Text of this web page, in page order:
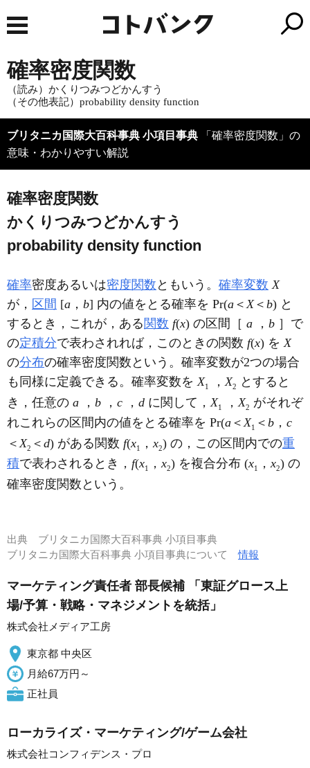
確率密度関数
（読み）かくりつみつどかんすう
（その他表記）probability density function
ブリタニカ国際大百科事典 小項目事典 「確率密度関数」の
意味・わかりやすい解説
確率密度関数
かくりつみつどかんすう
probability density function
確率密度あるいは密度関数 ともいう。 確率変数 X
が， 区間 [a ， b] 内の値をとる確率を Pr(a ＜X＜ b) と
するとき，これが，ある 関数 f(x) の区間［ a ， b ］で
の定積分で表わされれば，このときの関数 f(x) をX
の分布の確率密度関数という。確率変数が2つの場合
も同様に定義できる。確率変数をX1 ，X2
とすると
き，任意の a ， b ， c ， d に関して， X1 ， X2 がそれぞ
れこれらの区間内の値をとる確率を Pr(a ＜X1 ＜ b ， c
＜ X2 ＜ d) がある関数 f(x1 ， x2) の，この区間内での重
積で表わされるとき， f(x1 ，x2) を複合分布 (x1 ，x2) の
確率密度関数という。
出典 ブリタニカ国際大百科事典 小項目事典
ブリタニカ国際大百科事典 小項目事典について情報
マーケティング責任者 部長候補 「東証グロース上
場/予算・戦略・マネジメントを統括」
株式会社メディア工房
東京都 中央区
月給67万円～
正社員
ローカライズ・マーケティング/ゲーム会社
株式会社コンフィデンス・プロ